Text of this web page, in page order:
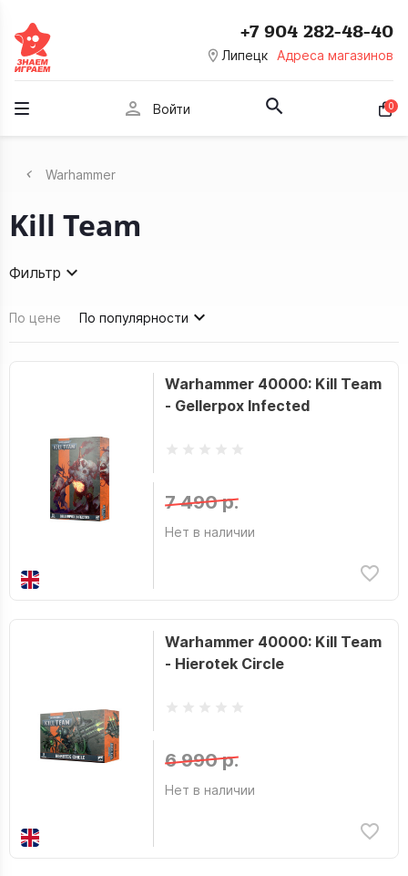
room Липецк Адреса магазинов
+7 904 282-48-40
person Войти 0
Warhammer
Kill Team
Фильтр
По цене По популярности
Warhammer 40000: Kill Team
- Gellerpox Infected
7 490 р.
Нет в наличии
Warhammer 40000: Kill Team
- Hierotek Circle
6 990 р.
Нет в наличии